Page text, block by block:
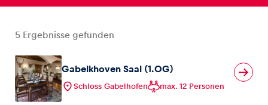
5 Ergebnisse gefunden
Gabelkhoven Saal (1.OG)
Schloss Gabelhofen max. 12 Personen